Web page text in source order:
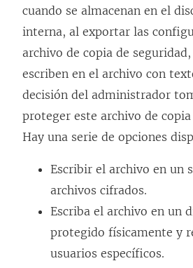
cuando se almacenan en el
interna, al exportar las
archivo de copia de
escriben en el archivo con
decisión del administrador
proteger este archivo de
Hay una serie de opciones
Escribir el archivo en un
archivos cifrados.
Escriba el archivo en un
protegido físicamente y
usuarios específicos.